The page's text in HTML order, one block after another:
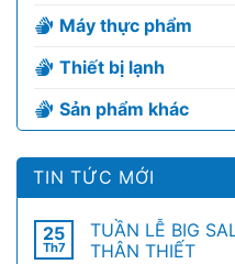
Máy thực phẩm
Thiết bị lạnh
Sản phẩm khác
TIN TỨC MỚI
25
Th7
TUẦN LỄ BIG
THÂN THIẾT